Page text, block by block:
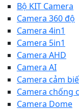
Bộ KIT Camera
Camera 360 độ
Camera 4in1
Camera 5in1
Camera AHD
Camera AI
Camera cảm
Camera chống
Camera Dome